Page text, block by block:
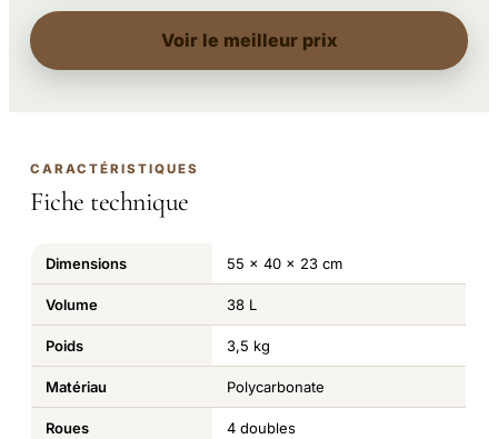
Voir le meilleur prix
CARACTÉRISTIQUES
Fiche technique
Dimensions 55 x 40 x 23 cm
Volume 38 L
Poids 3,5 kg
Matériau Polycarbonate
Roues 4 doubles